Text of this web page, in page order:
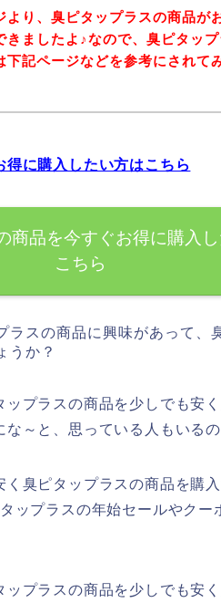
より、臭ピタップラスの商品が
きましたよ♪なので、臭ピタッ
下記ページなどを参考にされて
に購入したい方はこちら
商品を今すぐお得に購入
こちら
ラスの商品に興味があって、
うか？
プラスの商品を少しでも安
～と、思っている人もいる
臭ピタップラスの商品を購
ップラスの年始セールやクー
プラスの商品を少しでも安